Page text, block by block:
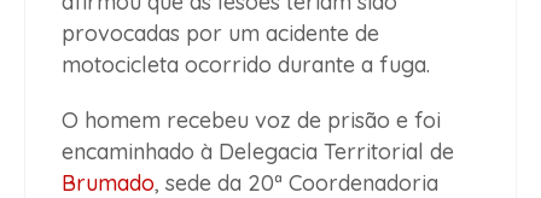
provocadas por um acidente de
motocicleta ocorrido durante a fuga.
O homem recebeu voz de prisão e foi
encaminhado à Delegacia Territorial de
Brumado, sede da 20ª Coordenadoria